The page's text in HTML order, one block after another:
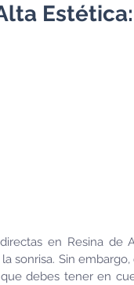
en Resina
sonrisa. Sin
debes tener en